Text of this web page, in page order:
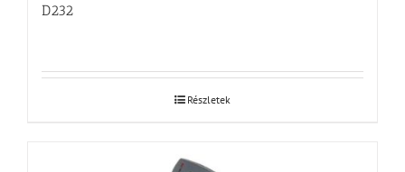
D232
Részletek